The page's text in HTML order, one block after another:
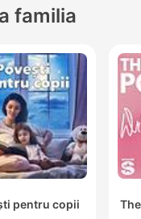
familia
pentru copii